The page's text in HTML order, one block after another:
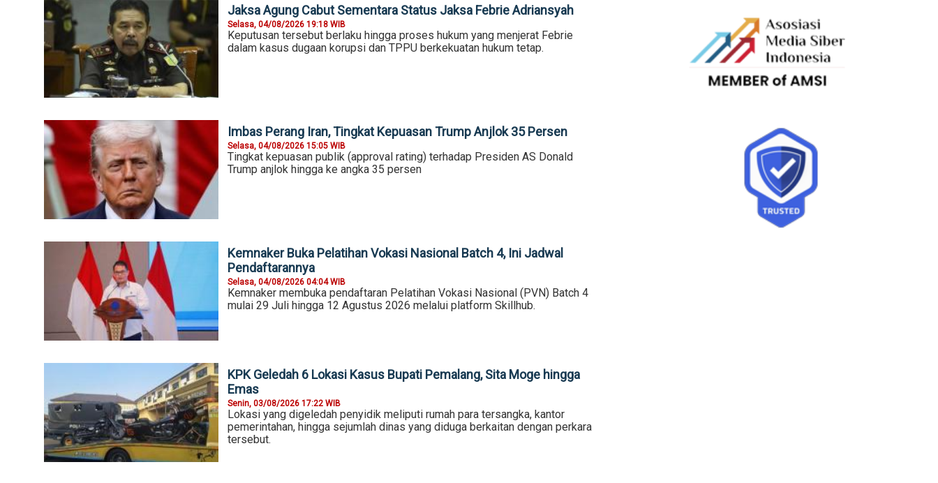
Jaksa Agung Cabut Sementara Status Jaksa Febrie Adriansyah
Selasa, 04/08/2026 19:18 WIB
Keputusan tersebut berlaku hingga proses hukum yang menjerat Febrie
dalam kasus dugaan korupsi dan TPPU berkekuatan hukum tetap.
Imbas Perang Iran, Tingkat Kepuasan Trump Anjlok 35 Persen
Selasa, 04/08/2026 15:05 WIB
Tingkat kepuasan publik (approval rating) terhadap Presiden AS Donald
Trump anjlok hingga ke angka 35 persen
Kemnaker Buka Pelatihan Vokasi Nasional Batch 4, Ini Jadwal
Pendaftarannya
Selasa, 04/08/2026 04:04 WIB
Kemnaker membuka pendaftaran Pelatihan Vokasi Nasional (PVN) Batch 4
mulai 29 Juli hingga 12 Agustus 2026 melalui platform Skillhub.
KPK Geledah 6 Lokasi Kasus Bupati Pemalang, Sita Moge hingga
Emas
Senin, 03/08/2026 17:22 WIB
Lokasi yang digeledah penyidik meliputi rumah para tersangka, kantor
pemerintahan, hingga sejumlah dinas yang diduga berkaitan dengan perkara
tersebut.